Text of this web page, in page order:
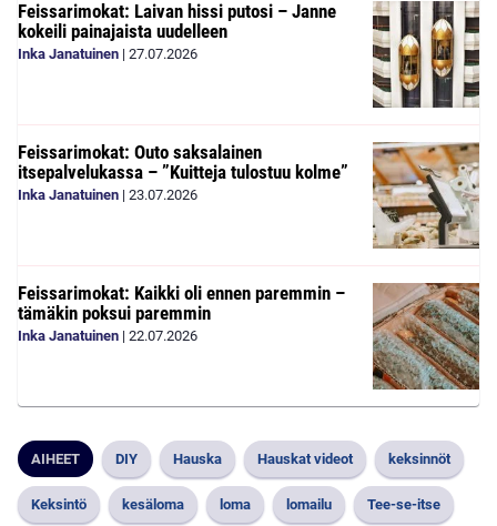
Feissarimokat: Laivan hissi putosi – Janne
kokeili painajaista uudelleen
Inka Janatuinen | 27.07.2026
Feissarimokat: Outo saksalainen
itsepalvelukassa – ”Kuitteja tulostuu kolme”
Inka Janatuinen | 23.07.2026
Feissarimokat: Kaikki oli ennen paremmin –
tämäkin poksui paremmin
Inka Janatuinen | 22.07.2026
AIHEET DIY Hauska Hauskat videot keksinnöt
Keksintö kesäloma loma lomailu Tee-se-itse